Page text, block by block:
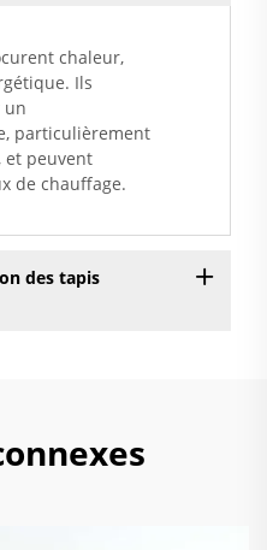
chaleur,
Ils
un
particulièrement
et peuvent
de chauffage.
des tapis